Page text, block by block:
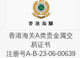
香港海关A类贵金属交
易证书
注册号A-B-23-06-00639